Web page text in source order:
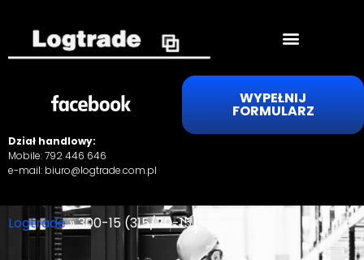
WYPEŁNIJ
FORMULARZ
Dział handlowy:
Mobile:792 446 646
e-mail: biuro@logtrade.com.pl
Logtrade»300-15 (315/70-15)